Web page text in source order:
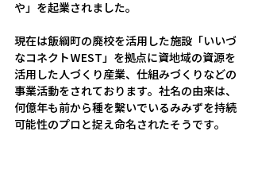
や」を起業されました。
現在は飯綱町の廃校を活用した施設「いいづ
なコネクトWEST」を拠点に資地域の資源を
活用した人づくり産業、仕組みづくりなどの
事業活動をされております。社名の由来は、
何億年も前から種を繋いでいるみみずを持続
可能性のプロと捉え命名されたそうです。